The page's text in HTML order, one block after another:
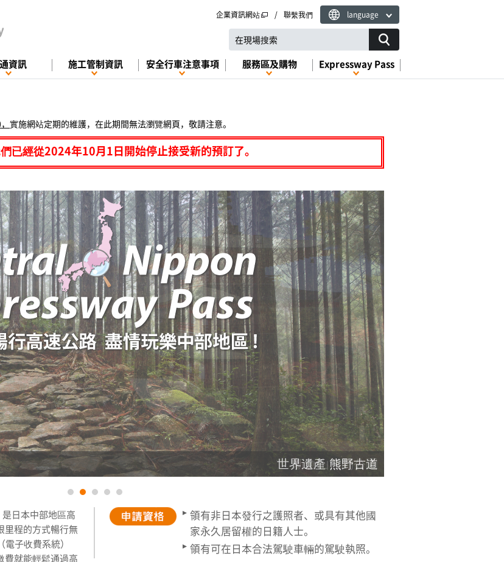
企業資訊網站 聯繫我們 language
資訊 施工管制資訊 安全行車注意事項 服務區及購物 Expressway Pass
實施網站定期的維護，在此期間無法瀏覽網頁，敬請注意。
已經從2024年10月1日開始停止接受新的預訂了。
世界遺產 熊野古道
是日本中部地區高
里程的方式暢行無
子收費系統）
費就能輕鬆通過高
領有非日本發行之護照者、或具有其他國
家永久居留權的日籍人士。
領有可在日本合法駕駛車輛的駕駛執照。